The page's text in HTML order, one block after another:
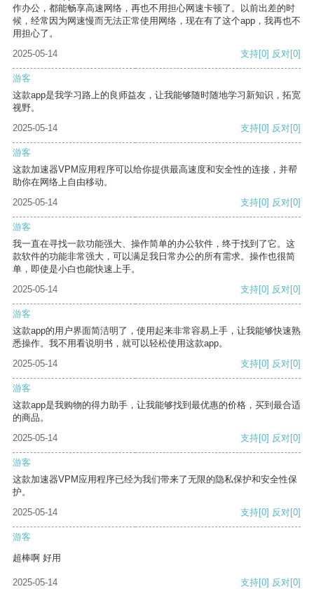
作办公，都能畅享高速网络，再也不用担心网速卡顿了。以前出差的时
候，经常因为网速慢而无法正常使用网络，现在有了这个app，我再也不
用担心了。
2025-05-14
支持[0] 反对[0]
游客
这款app是我学习路上的良师益友，让我能够随时随地学习新知识，拓宽
视野。
2025-05-14
支持[0] 反对[0]
游客
这款加速器VPM应用程序可以给你提供最高速度和安全性的连接，并帮
助你在网络上自由移动。
2025-05-14
支持[0] 反对[0]
游客
我一直在寻找一款功能强大、操作简单的办公软件，终于找到了它。这
款软件的功能非常强大，可以满足我日常办公的所有需求。操作也很简
单，即使是小白也能快速上手。
2025-05-14
支持[0] 反对[0]
游客
这款app的用户界面简洁明了，使用起来非常容易上手，让我能够快速熟
悉操作。我不用看说明书，就可以轻松使用这款app。
2025-05-14
支持[0] 反对[0]
游客
这款app是我购物的得力助手，让我能够找到最优惠的价格，买到最合适
的商品。
2025-05-14
支持[0] 反对[0]
游客
这款加速器VPM应用程序已经为我们带来了无限的隐私保护和安全性保
护。
2025-05-14
支持[0] 反对[0]
游客
超棒啊 好用
2025-05-14 支持[0] 反对[0]